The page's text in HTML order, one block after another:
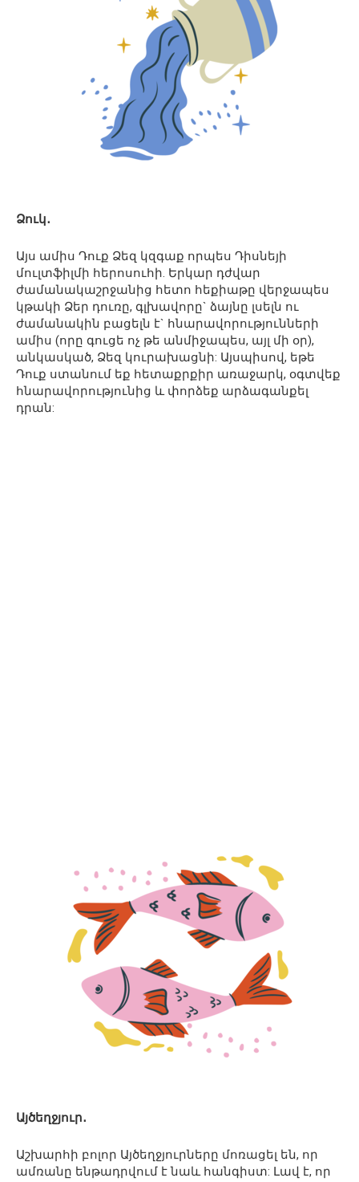
Ձուկ․
Այս ամիս Դուք Ձեզ կզգաք որպես Դիսնեյի
մուլտֆիլմի հերոսուհի. Երկար դժվար
ժամանակաշրջանից հետո հեքիաթը վերջապես
կթակի Ձեր դուռը, գլխավորը` ձայնը լսելն ու
ժամանակին բացելն է` հնարավորությունների
ամիս (որը գուցե ոչ թե անմիջապես, այլ մի օր),
անկասկած, Ձեզ կուրախացնի: Այսպիսով, եթե
Դուք ստանում եք հետաքրքիր առաջարկ, օգտվեք
հնարավորությունից և փորձեք արձագանքել
դրան:
Այծեղջյուր․
Աշխարհի բոլոր Այծեղջյուրները մոռացել են, որ
ամռանը ենթադրվում է նաև հանգիստ: Լավ է, որ